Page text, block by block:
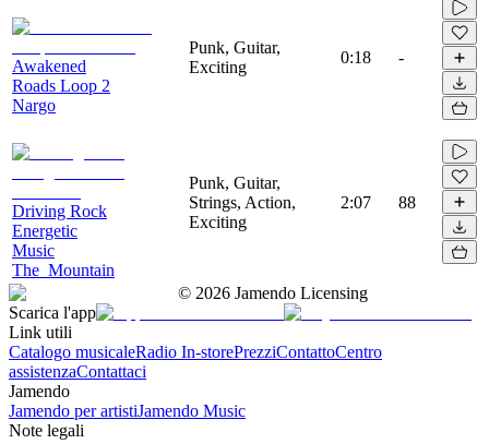
Awakened
Roads Loop 2
Nargo
Punk, Guitar,
Exciting
0:18 -
Driving Rock
Energetic
Music
The_Mountain
Punk, Guitar,
Strings, Action,
Exciting
2:07 88
© 2026 Jamendo Licensing
Scarica l'app
Link utili
Catalogo musicaleRadio In-storePrezziContattoCentro
assistenzaContattaci
Jamendo
Jamendo per artistiJamendo Music
Note legali